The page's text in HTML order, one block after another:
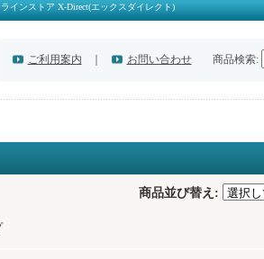
インストア X-Direct(エックスダイレクト)
ご利用案内 お問い合わせ 商品検索:
商品並び替え :